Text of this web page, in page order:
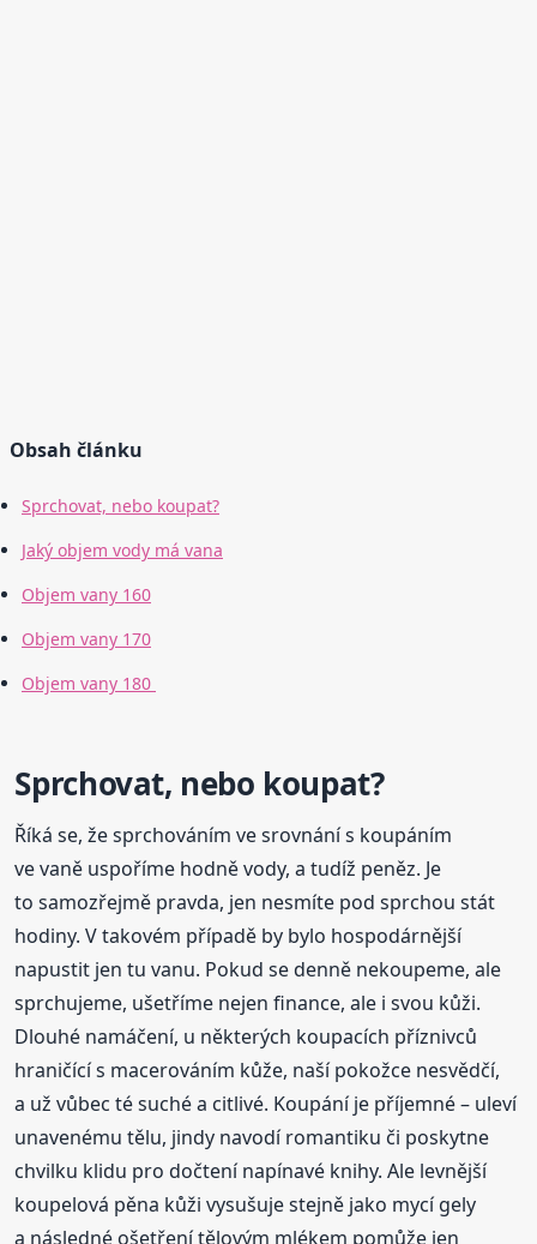
Obsah článku
Sprchovat, nebo koupat?
Jaký objem vody má vana
Objem vany 160
Objem vany 170
Objem vany 180
Sprchovat, nebo koupat?
Říká se, že sprchováním ve srovnání s koupáním
ve vaně uspoříme hodně vody, a tudíž peněz. Je
to samozřejmě pravda, jen nesmíte pod sprchou stát
hodiny. V takovém případě by bylo hospodárnější
napustit jen tu vanu. Pokud se denně nekoupeme, ale
sprchujeme, ušetříme nejen finance, ale i svou kůži.
Dlouhé namáčení, u některých koupacích příznivců
hraničící s macerováním kůže, naší pokožce nesvědčí,
a už vůbec té suché a citlivé. Koupání je příjemné – uleví
unavenému tělu, jindy navodí romantiku či poskytne
chvilku klidu pro dočtení napínavé knihy. Ale levnější
koupelová pěna kůži vysušuje stejně jako mycí gely
a následné ošetření tělovým mlékem pomůže jen